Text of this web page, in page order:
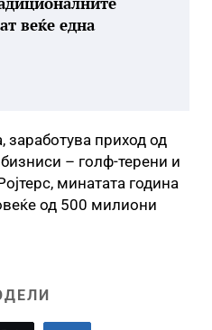
веќе една
заработува приход од
– голф-терени и
минатата година
од 500 милиони